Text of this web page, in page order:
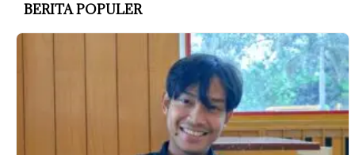
BERITA POPULER